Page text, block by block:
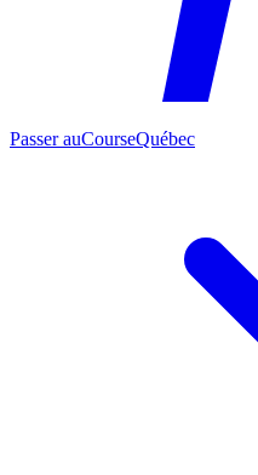
Passer auCourseQuébec